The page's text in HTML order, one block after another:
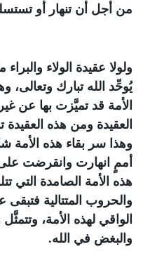
من أجل أن تنهار أو
ولولا عقيدة الولاء
يُوحِّد الله تبارك
الأمة قد تميَّزت بها عن
العقيدة ومن هذه العقيدة
وهذا سر بقاء هذه الأمة
أممٍ انهارت وانقرضت على
هذه الأمة الصامدة التي
والحروب المتتالية فتبقى
الواقي لهذه الأمة،
والبغض في الله.